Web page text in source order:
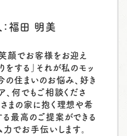
福田 明美
顔でお客様をお迎え
をする」それが私のモッ
の住まいのお悩み、好き
、何でもご相談くださ
まの家に抱く理想や希
最高のご提案ができる
力でお手伝いします。